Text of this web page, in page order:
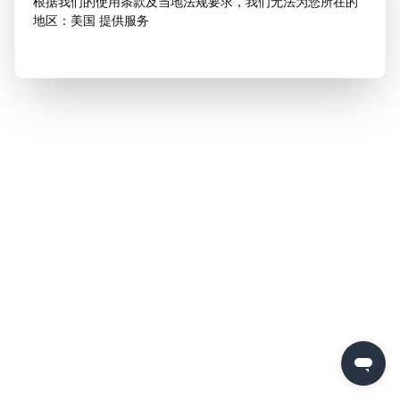
地区：美国 提供服务